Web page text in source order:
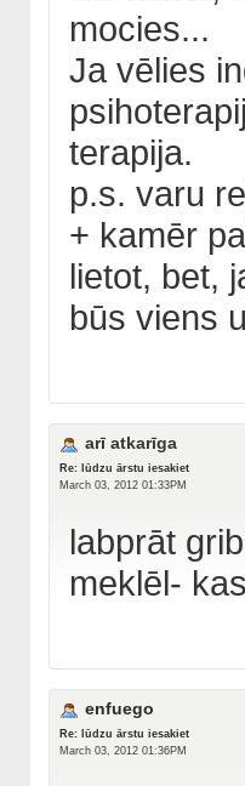
mocies...
Ja vēlies
terapija.
p.s. varu
+ kamēr
lietot, bet,
būs viens
arī atkarīga
Re: lūdzu ārstu iesakiet
March 03, 2012 01:33PM
labprāt
meklēl-
enfuego
Re: lūdzu ārstu iesakiet
March 03, 2012 01:36PM